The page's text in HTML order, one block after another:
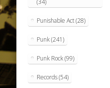
(34)
Punishable Act(28)
Punk(241)
Punk Rock(99)
Records(54)